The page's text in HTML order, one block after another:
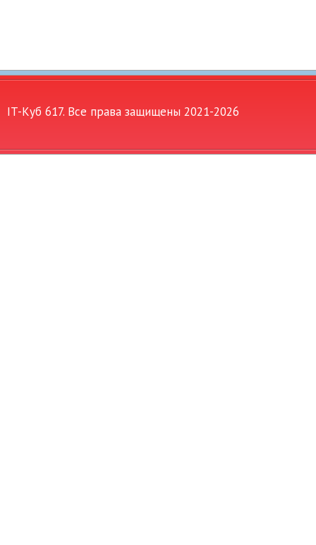
IT-Куб 617. Все права защищены 2021-2026